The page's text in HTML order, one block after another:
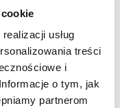
usług
treści
i
o tym, jak
partnerom